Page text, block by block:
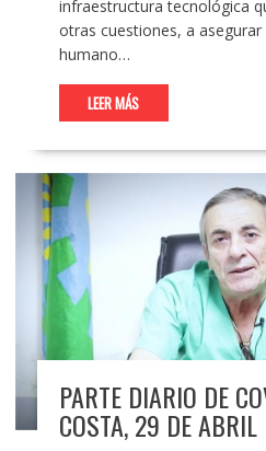
infraestructura tecnológica
otras cuestiones, a
humano…
LEER MÁS
PARTE DIARIO DE
COSTA, 29 DE ABRIL